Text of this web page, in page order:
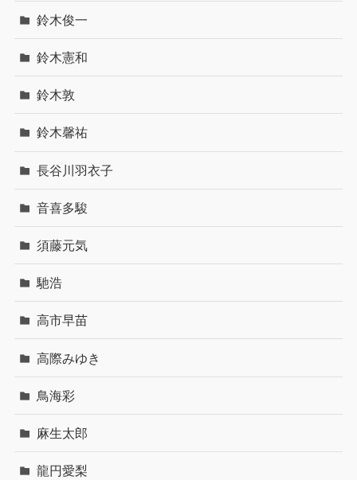
鈴木俊一
鈴木憲和
鈴木敦
鈴木馨祐
長谷川羽衣子
音喜多駿
須藤元気
馳浩
高市早苗
高際みゆき
鳥海彩
麻生太郎
龍円愛梨